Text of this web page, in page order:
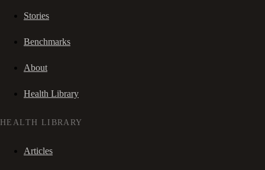
Stories
Benchmarks
About
Health Library
HEALTH LIBRARY
Articles